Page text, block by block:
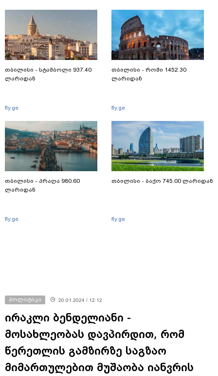
თბილისი - სტამბოლი 937.40
ლარიდან
fly.ge
თბილისი - პრაღა 980.60
ლარიდან
fly.ge
თბილისი - რომი 1452.30
ლარიდან
fly.ge
თბილისი - ბაქო 745.00 ლარიდან
fly.ge
პოლიტიკა 20.01.2024 / 12:12
ირაკლი ბენდელიანი -
მოსახლეობას დავპირდით, რომ
წერეთლის გამზირზე საგზაო
მიმართულებით მუშაობა იანვრის